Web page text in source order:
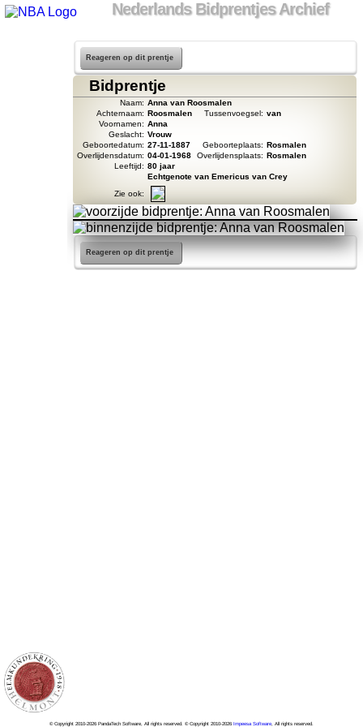
Nederlands Bidprentjes Archief
Reageren op dit prentje
Bidprentje
Naam: Anna van Roosmalen
Achternaam: Roosmalen Tussenvoegsel: van
Voornamen: Anna
Geslacht: Vrouw
Geboortedatum: 27-11-1887 Geboorteplaats: Rosmalen
Overlijdensdatum: 04-01-1968 Overlijdensplaats: Rosmalen
Leeftijd: 80 jaar
Echtgenote van Emericus van Crey
Zie ook:
Reageren op dit prentje
© Copyright 2010-2026 PandaTech Software, All rights reserved. © Copyright 2010-2026 Impeesa Software, All rights reserved.